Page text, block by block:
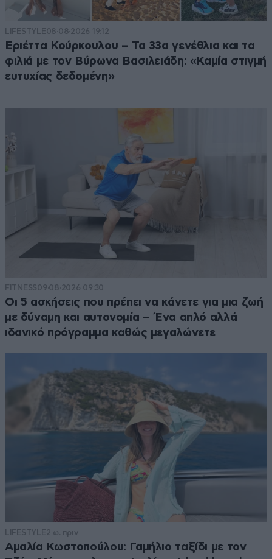
LIFESTYLE08·08·2026 19:12
Εριέττα Κούρκουλου – Τα 33α γενέθλια και τα
φιλιά με τον Βύρωνα Βασιλειάδη: «Καμία στιγμή
ευτυχίας δεδομένη»
FITNESS09·08·2026 09:30
Οι 5 ασκήσεις που πρέπει να κάνετε για μια ζωή
με δύναμη και αυτονομία – Ένα απλό αλλά
ιδανικό πρόγραμμα καθώς μεγαλώνετε
LIFESTYLE 2 ω. πριν
Αμαλία Κωστοπούλου: Γαμήλιο ταξίδι με τον